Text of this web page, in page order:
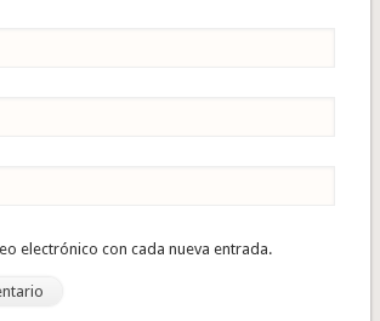
electrónico con cada nueva entrada.